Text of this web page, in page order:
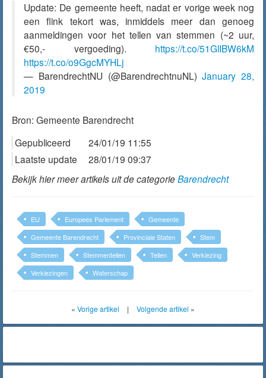
Update: De gemeente heeft, nadat er vorige week nog
een flink tekort was, inmiddels meer dan genoeg
aanmeldingen voor het tellen van stemmen (~2 uur,
€50,- vergoeding). https://t.co/51GlIBW6kM
https://t.co/o9GgcMYHLj
— BarendrechtNU (@BarendrechtnuNL)January 28,
2019
Bron: Gemeente Barendrecht
Gepubliceerd
24/01/19 11:55
Laatste update
28/01/19 09:37
Bekijk hier meer artikels uit de categorieBarendrecht
EU Europees Parlement
Gemeente
Gemeente Barendrecht
Provinciale Staten
Stem
Stemmen
Stemmentellen Tellen
Verkiezing
Verkiezingen
Waterschap
« Vorige artikel | Volgende artikel »